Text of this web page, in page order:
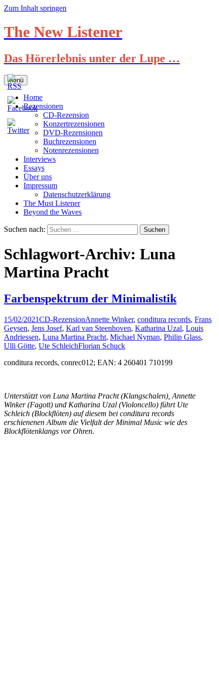
Zum Inhalt springen
The New Listener
Das Hörerlebnis unter der Lupe …
Menü
Home
Rezensionen
CD-Rezension
Konzertrezensionen
DVD-Rezensionen
Buchrezensionen
Notenrezensionen
Interviews
Essays
Über uns
Impressum
Datenschutzerklärung
The Must Listener
Beyond the Waves
Suchen nach:
Schlagwort-Archiv: Luna
Martina Pracht
Farbenspektrum der Minimalistik
15/02/2021CD-RezensionAnnette Winker, conditura records, Frans
Geysen, Jens Josef, Karl van Steenhoven, Katharina Uzal, Louis
Andriessen, Luna Martina Pracht, Michael Nyman, Philip Glass,
Ulli Götte, Ute SchleichFlorian Schuck
conditura records, conrec012; EAN: 4 260401 710199
Unterstützt von Luna Martina Pracht (Klangschalen), Annette
Winker (Fagott) und Katharina Uzal (Violoncello) führt Ute
Schleich (Blockflöten) auf diesem bei conditura records
erschienenen Album die Vielfalt der Minimal Music wie des
Blockflötenklangs vor Ohren.